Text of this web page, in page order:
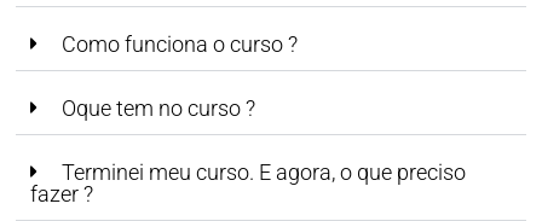
Como funciona o curso ?
Oque tem no curso ?
Terminei meu curso. E agora, o que preciso
fazer ?